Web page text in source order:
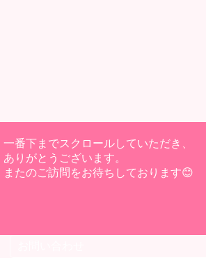
一番下までスクロールしていただき、
ありがとうございます。
またのご訪問をお待ちしております😊